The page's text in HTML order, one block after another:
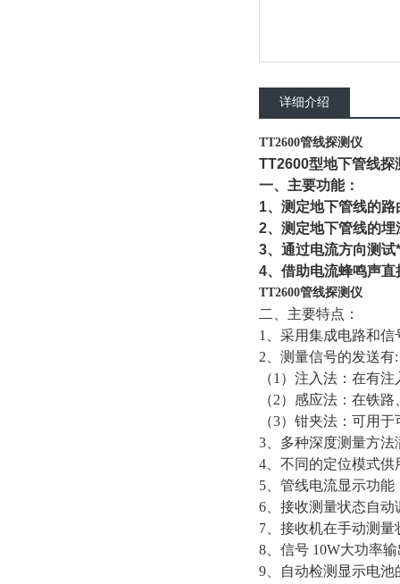
详细介绍
TT2600管线探测仪
TT2600型地下管线
一、主要功能：
1、测定地下管线的路
2、测定地下管线的埋
3、通过电流方向测
4、借助电流蜂鸣声
TT2600管线探测仪
二、主要特点：
1、采用集成电路和
2、测量信号的发送有:
（1）注入法：在有
（2）感应法：在铁
（3）钳夹法：可用
3、多种深度测量方
4、不同的定位模式
5、管线电流显示功能
6、接收测量状态自动
7、接收机在手动测
8、信号 10W大功率
9、自动检测显示电